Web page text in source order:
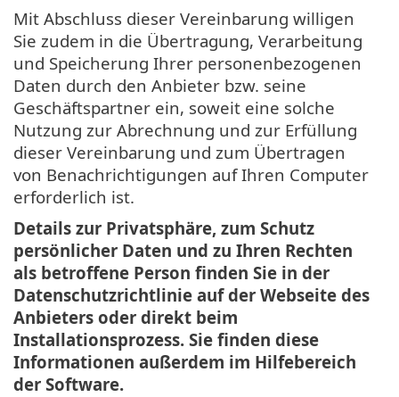
Mit Abschluss dieser Vereinbarung willigen
Sie zudem in die Übertragung, Verarbeitung
und Speicherung Ihrer personenbezogenen
Daten durch den Anbieter bzw. seine
Geschäftspartner ein, soweit eine solche
Nutzung zur Abrechnung und zur Erfüllung
dieser Vereinbarung und zum Übertragen
von Benachrichtigungen auf Ihren Computer
erforderlich ist.
Details zur Privatsphäre, zum Schutz
persönlicher Daten und zu Ihren Rechten
als betroffene Person finden Sie in der
Datenschutzrichtlinie auf der Webseite des
Anbieters oder direkt beim
Installationsprozess. Sie finden diese
Informationen außerdem im Hilfebereich
der Software.